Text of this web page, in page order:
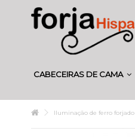
CABECEIRAS DE CAMA
Iluminação de ferro forjado